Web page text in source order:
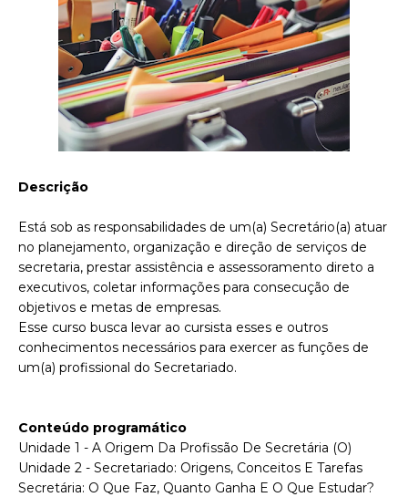
Descrição
Está sob as responsabilidades de um(a) Secretário(a) atuar
no planejamento, organização e direção de serviços de
secretaria, prestar assistência e assessoramento direto a
executivos, coletar informações para consecução de
objetivos e metas de empresas.
Esse curso busca levar ao cursista esses e outros
conhecimentos necessários para exercer as funções de
um(a) profissional do Secretariado.
Conteúdo programático
Unidade 1 - A Origem Da Profissão De Secretária (O)
Unidade 2 - Secretariado: Origens, Conceitos E Tarefas
Secretária: O Que Faz, Quanto Ganha E O Que Estudar?